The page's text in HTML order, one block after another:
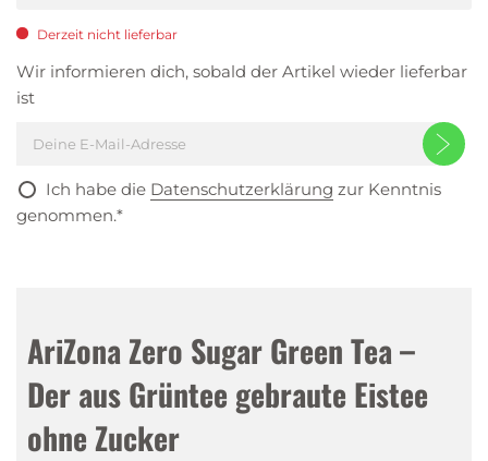
Derzeit nicht lieferbar
Wir informieren dich, sobald der Artikel wieder lieferbar
ist
Ich habe die Datenschutzerklärung zur Kenntnis
genommen.*
AriZona Zero Sugar Green Tea –
Der aus Grüntee gebraute Eistee
ohne Zucker